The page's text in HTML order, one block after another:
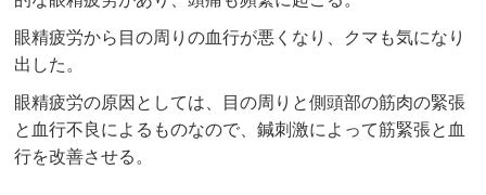
眼精疲労から目の周りの血行が悪くなり、クマも気になり
出した。
眼精疲労の原因としては、目の周りと側頭部の筋肉の緊張
と血行不良によるものなので、鍼刺激によって筋緊張と血
行を改善させる。